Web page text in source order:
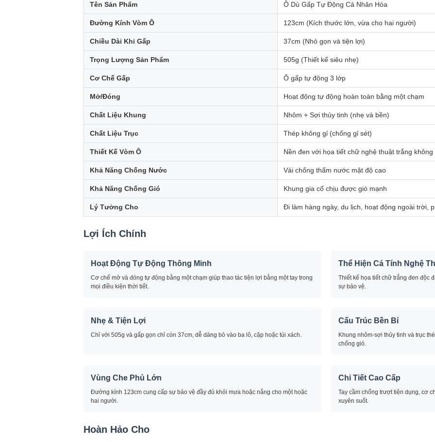
Tên Sản Phẩm Ô Dù Gấp Tự Động Cá Nhân Hóa
Đường Kính Vòm Ô 123cm (Kích thước lớn, vừa cho hai người)
Chiều Dài Khi Gấp 37cm (Nhỏ gọn và tiện lợi)
Trọng Lượng Sản Phẩm 505g (Thiết kế siêu nhẹ)
Cơ Chế Gấp Ô gấp tự động 3 lớp
Mở/Đóng Hoạt động tự động hoàn toàn bằng một chạm
Chất Liệu Khung Nhôm + Sợi thủy tinh (nhẹ và bền)
Chất Liệu Trục Thép không gỉ (chống gỉ sét)
Thiết Kế Vòm Ô Nền đen với họa tiết chữ nghệ thuật trắng không
Khả Năng Chống Nước Vải chống thấm nước mật độ cao
Khả Năng Chống Gió Khung gia cố chịu được gió mạnh
Lý Tưởng Cho Đi làm hàng ngày, du lịch, hoạt động ngoài trời,
Lợi Ích Chính
Hoạt Động Tự Động Thông Minh
Cơ chế mở và đóng tự động bằng một chạm giúp thao tác tiện lợi bằng một tay trong
mọi điều kiện thời tiết.
Thể Hiện Cá Tính Nghệ
Thiết kế họa tiết chữ trắng đen độc
sự bảo vệ.
Nhẹ & Tiện Lợi
Chỉ với 505g và gấp gọn chỉ còn 37cm, dễ dàng bỏ vào ba lô, cặp hoặc túi xách.
Cấu Trúc Bền Bỉ
Khung nhôm-sợi thủy tinh và trục
chống gió.
Vùng Che Phủ Lớn
Đường kính 123cm cung cấp sự bảo vệ đầy đủ khỏi mưa hoặc nắng cho một hoặc
hai người.
Chi Tiết Cao Cấp
Tay cầm chống trượt tiện dụng, cơ
xuyên suốt.
Hoàn Hảo Cho